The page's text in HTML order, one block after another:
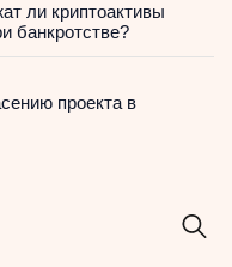
ли криптоактивы
банкротстве?
проекта в